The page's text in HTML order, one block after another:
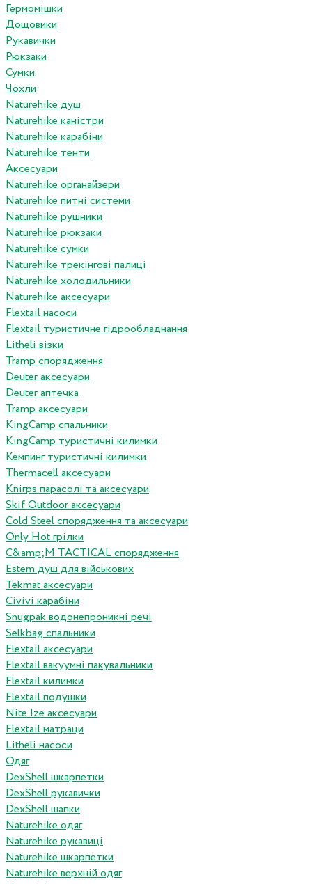
Гермомішки
Дощовики
Рукавички
Рюкзаки
Сумки
Чохли
Naturehike душ
Naturehike каністри
Naturehike карабіни
Naturehike тенти
Аксесуари
Naturehike органайзери
Naturehike питні системи
Naturehike рушники
Naturehike рюкзаки
Naturehike сумки
Naturehike трекінгові палиці
Naturehike холодильники
Naturehike аксесуари
Flextail насоси
Flextail туристичне гідрообладнання
Litheli візки
Tramp спорядження
Deuter аксесуари
Deuter аптечка
Tramp аксесуари
KingCamp спальники
KingCamp туристичні килимки
Кемпинг туристичні килимки
Thermacell аксесуари
Knirps парасолі та аксесуари
Skif Outdoor аксесуари
Cold Steel спорядження та аксесуари
Only Hot грілки
C&amp;M TACTICAL спорядження
Estem душ для військових
Tekmat аксесуари
Сivivi карабіни
Snugpak водонепроникні речі
Selkbag спальники
Flextail аксесуари
Flextail вакуумні пакувальники
Flextail килимки
Flextail подушки
Nite Ize аксесуари
Flextail матраци
Litheli насоси
Одяг
DexShell шкарпетки
DexShell рукавички
DexShell шапки
Naturehike одяг
Naturehike рукавиці
Naturehike шкарпетки
Naturehike верхній одяг